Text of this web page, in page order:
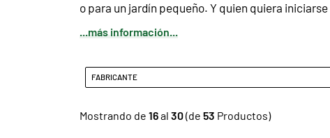
o para un jardín pequeño. Y quien quiera iniciarse
...más información...
FABRICANTE
Mostrando de 16al 30(de 53 Productos)